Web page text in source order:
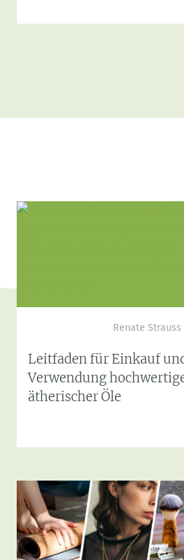
Renate Strauss
Leitfaden für Einkauf
Verwendung
ätherischer Öle